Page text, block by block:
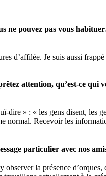
ne pouvez pas vous
d’affilée. Je suis aussi
attention, qu’est-ce qui
dire » : « les gens disent, les
normal. Recevoir les
particulier avec nos
la présence d’orques,